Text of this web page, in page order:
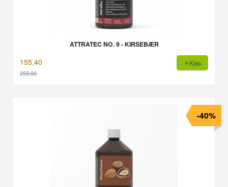
ATTRATEC NO. 9 - KIRSEBÆR
155,40
259,00
Kjøp
-40%